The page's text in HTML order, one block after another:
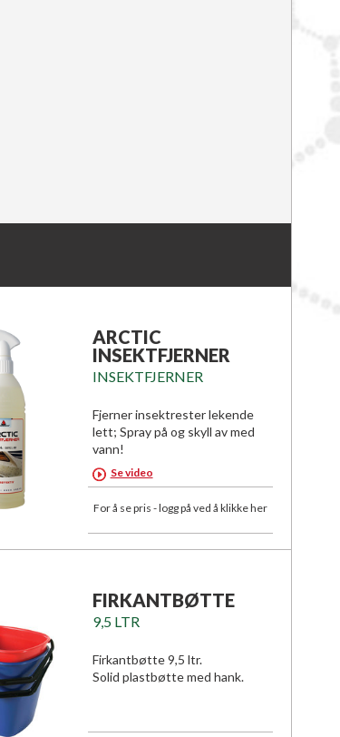
ARCTIC
INSEKTFJERNER
INSEKTFJERNER
Fjerner insektrester lekende
lett; Spray på og skyll av med
vann!
Se video
For å se pris - logg på ved å klikke her
FIRKANTBØTTE
9,5 LTR
Firkantbøtte 9,5 ltr.
Solid plastbøtte med hank.